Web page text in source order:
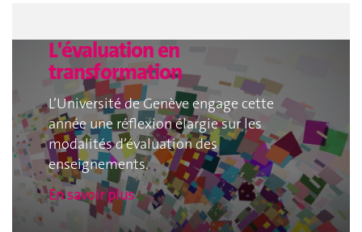
L'évaluation en
transformation
L’Université de Genève engage cette
année une réflexion élargie sur les
modalités d’évaluation des
enseignements.
En savoir plus